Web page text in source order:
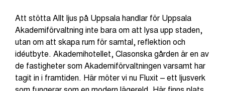
Att stötta Allt ljus på Uppsala handlar för Uppsala
Akademiförvaltning inte bara om att lysa upp staden,
utan om att skapa rum för samtal, reflektion och
idéutbyte. Akademihotellet, Clasonska gården är en av
de fastigheter som Akademiförvaltningen varsamt har
tagit in i framtiden. Här möter vi nu Fluxit – ett ljusverk